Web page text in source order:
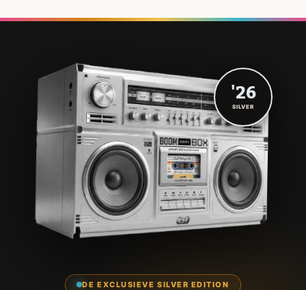
DE EXCLUSIEVE SILVER EDITION
'26
SILVER